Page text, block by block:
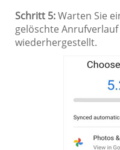
Schritt 5:Warten Sie
gelöschte
wiederhergestellt.